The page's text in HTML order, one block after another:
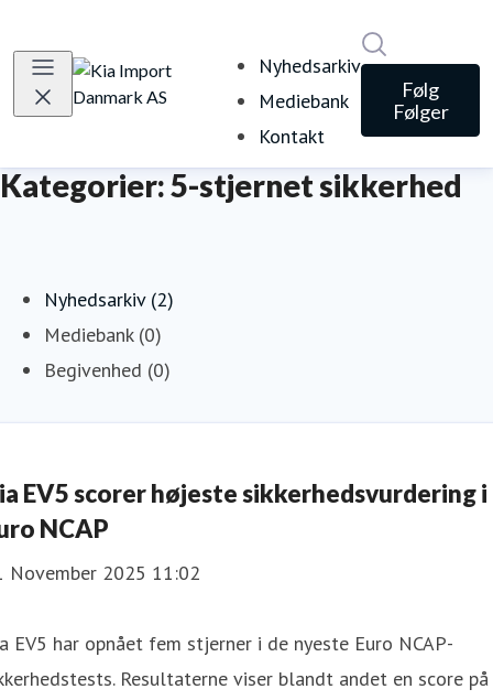
Nyhedsarkiv
Mediebank
Kontakt
Følg
Følger
Kategorier: 5-stjernet sikkerhed
Nyhedsarkiv (2)
Mediebank (0)
Begivenhed (0)
EV5 scorer højeste sikkerhedsvurdering i
NCAP
November 2025 11:02
EV5 har opnået fem stjerner i de nyeste Euro NCAP-
Resultaterne viser blandt andet en score på